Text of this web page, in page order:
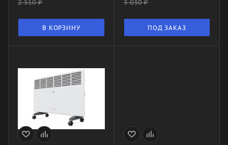
2 510₽
В КОРЗИНУ
3 030₽
ПОД ЗАКАЗ